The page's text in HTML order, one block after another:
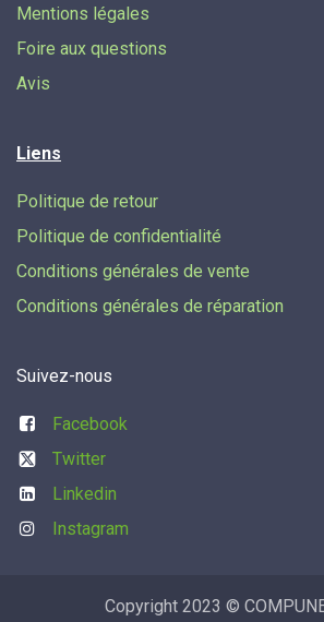
Mentions légales
Foire aux questions
Avis
Liens
Politique de retour
Politique de confidentialité
Conditions générales de vente
Conditions générales de réparation
Suivez-nous
Facebook
Twitter
Linkedin
Instagram
Copyright 2023 ©